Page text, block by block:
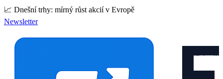
📈 Dnešní trhy: mírný růst akcií v Evropě
Newsletter